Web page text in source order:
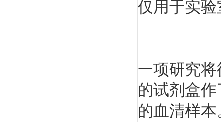
仅用于实
一项研究
的试剂盒
的血清样